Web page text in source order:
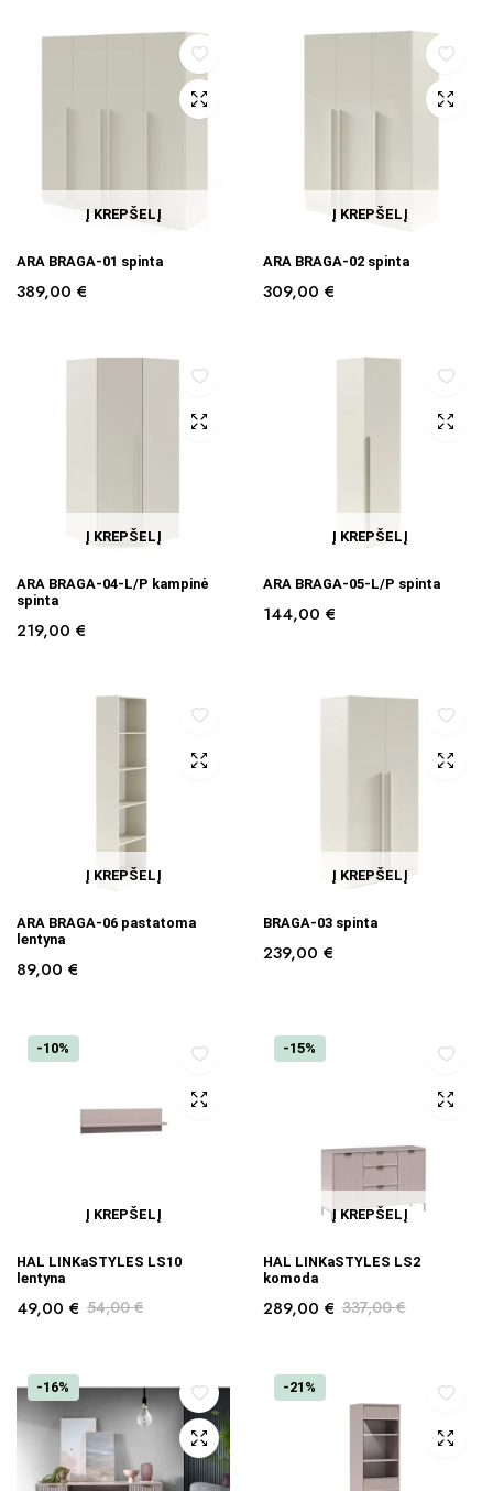
Į KREPŠELĮ
ARA BRAGA-01 spinta
389,00 €
Į KREPŠELĮ
ARA BRAGA-02 spinta
309,00 €
Į KREPŠELĮ
ARA BRAGA-04-L/P kampinė
spinta
219,00 €
Į KREPŠELĮ
ARA BRAGA-05-L/P spinta
144,00 €
Į KREPŠELĮ
ARA BRAGA-06 pastatoma
lentyna
89,00 €
Į KREPŠELĮ
BRAGA-03 spinta
239,00 €
-10%
Į KREPŠELĮ
HAL LINKaSTYLES LS10
lentyna
54,00€
49,00 €
-15%
Į KREPŠELĮ
HAL LINKaSTYLES LS2
komoda
337,00€
289,00 €
-16% -21%